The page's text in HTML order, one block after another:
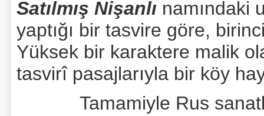
Satılmış Nişanlı namındaki
yaptığı bir tasvire göre,
Yüksek bir karaktere malik
tasvirî pasajlarıyla bir köy
Tamamiyle Rus